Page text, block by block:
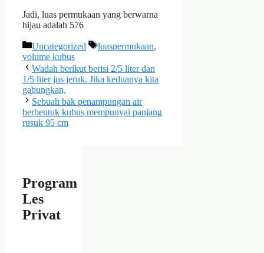
Jadi, luas permukaan yang berwarna
hijau adalah 576
Categories
Uncategorized Tags
luaspermukaan,
volume kubus
Wadah berikut berisi 2/5 liter dan
1/5 liter jus jeruk. Jika keduanya kita
gabungkan,
Sebuah bak penampungan air
berbentuk kubus mempunyai panjang
rusuk 95 cm
Program
Les
Privat